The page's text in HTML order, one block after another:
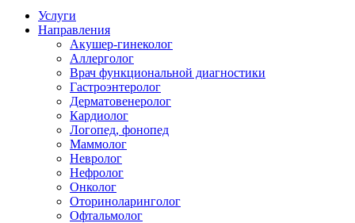
Услуги
Направления
Акушер-гинеколог
Аллерголог
Врач функциональной диагностики
Гастроэнтеролог
Дерматовенеролог
Кардиолог
Логопед, фонопед
Маммолог
Невролог
Нефролог
Онколог
Оториноларинголог
Офтальмолог